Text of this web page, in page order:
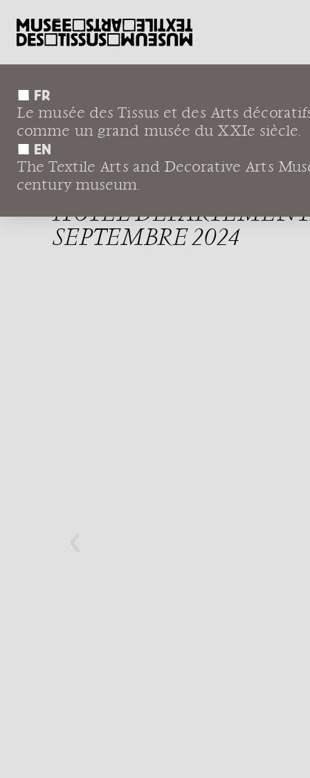
FR
Le musée des Tissus et des Arts
comme un grand musée du XXIe siècle.
EN
The Textile Arts and Decorative Arts
century museum.
EXPOSITION
ENTRE
HÔTEL
SEPTEMBRE 2024